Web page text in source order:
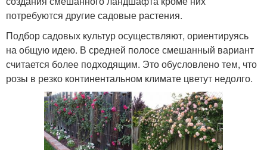
потребуются другие садовые растения.
Подбор садовых культур осуществляют, ориентируясь
на общую идею. В средней полосе смешанный вариант
считается более подходящим. Это обусловлено тем, что
розы в резко континентальном климате цветут недолго.